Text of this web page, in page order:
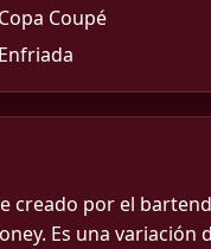
Copa Coupé
Enfriada
creado por el
Es una